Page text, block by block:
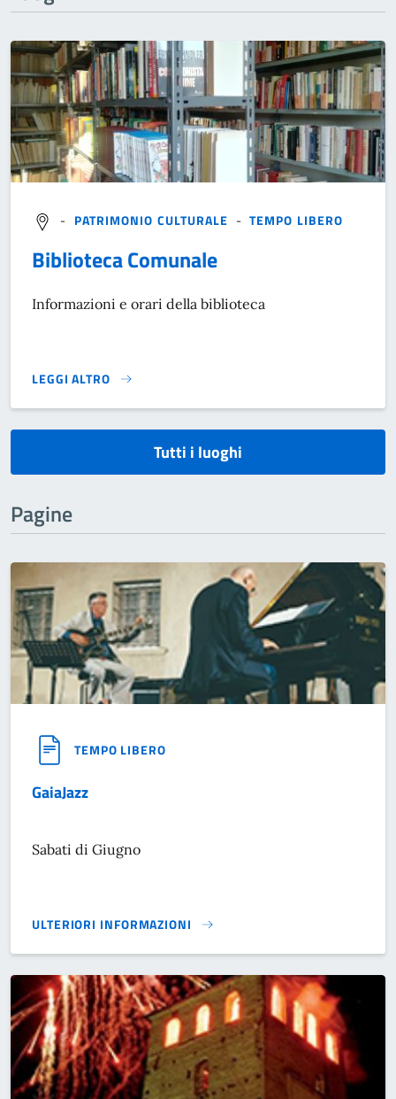
- PATRIMONIO CULTURALE -TEMPO LIBERO
Biblioteca Comunale
Informazioni e orari della biblioteca
LEGGI ALTRO
}
Tutti i luoghi
Pagine
TEMPO LIBERO
GaiaJazz
Sabati di Giugno
ULTERIORI INFORMAZIONI
GAIAJAZZ}